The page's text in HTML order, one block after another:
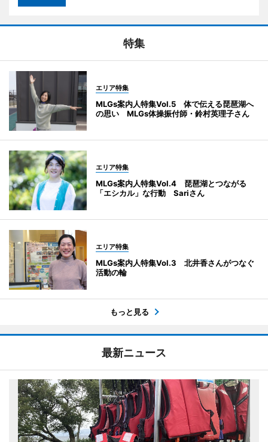
特集
エリア特集
MLGs案内人特集Vol.5 体で伝える琵琶湖へ
の思い MLGs体操振付師・鈴村英理子さん
エリア特集
MLGs案内人特集Vol.4 琵琶湖とつながる
「エシカル」な行動 Sariさん
エリア特集
MLGs案内人特集Vol.3 北井香さんがつなぐ
活動の輪
もっと見る
最新ニュース